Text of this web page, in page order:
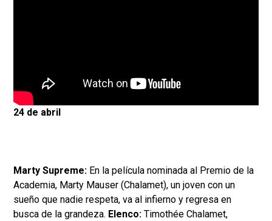
24 de abril
Marty Supreme: En la película nominada al Premio de la
Academia, Marty Mauser (Chalamet), un joven con un
sueño que nadie respeta, va al infierno y regresa en
busca de la grandeza. Elenco: Timothée Chalamet,